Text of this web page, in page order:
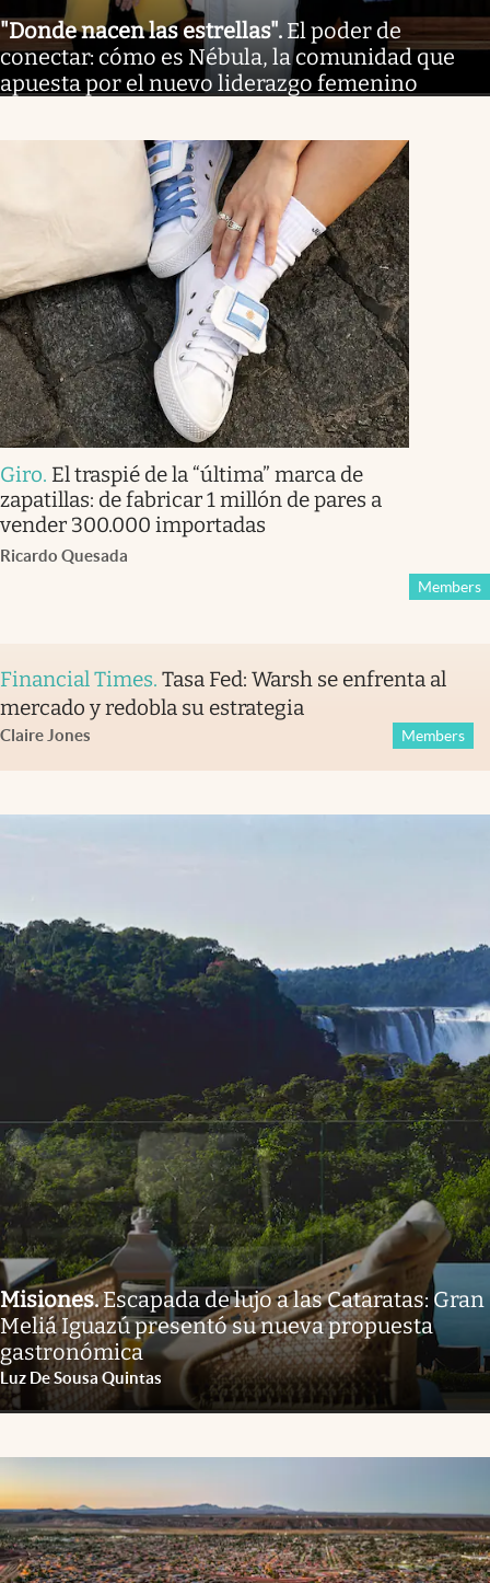
"Donde nacen las estrellas". El poder de
conectar: cómo es Nébula, la comunidad que
apuesta por el nuevo liderazgo femenino
Giro. El traspié de la “última” marca de
zapatillas: de fabricar 1 millón de pares a
vender 300.000 importadas
Ricardo Quesada
Members
Financial Times. Tasa Fed: Warsh se enfrenta al
mercado y redobla su estrategia
Claire Jones Members
Misiones.Escapada de lujo a las Cataratas: Gran
Meliá Iguazú presentó su nueva propuesta
gastronómica
Luz De Sousa Quintas